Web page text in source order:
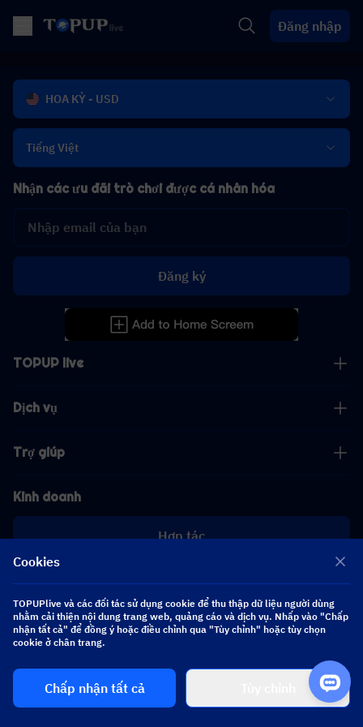
Đăng nhập
HOA KỲ - USD
Tiếng Việt
TOPUP live
Dịch vụ
Trợ giúp
Kinh doanh
Hợp tác
[email protected]
Nhận các ưu đãi trò chơi được cá nhân hóa
Đăng ký
Theo dõi chúng tôi
Copyright 2026 SEA WHALE TECHNOLOGY PTE.LTD. All Rights Reserved.
Cookies
TOPUPlive và các đối tác sử dụng cookie để thu thập dữ liệu người dùng
nhằm cải thiện nội dung trang web, quảng cáo và dịch vụ. Nhấp vào "Chấp
nhận tất cả" để đồng ý hoặc điều chỉnh qua "Tùy chỉnh" hoặc tùy chọn
cookie ở chân trang.
Chấp nhận tất cả